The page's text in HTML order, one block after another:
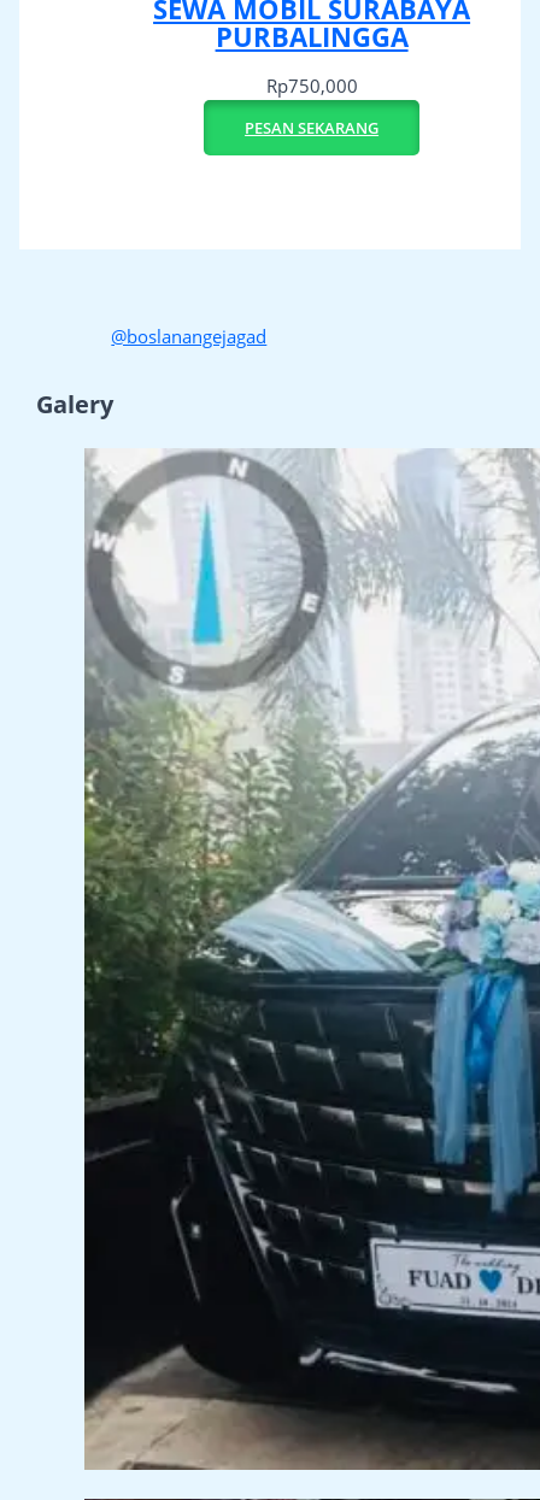
SEWA MOBIL SURABAYA
PURBALINGGA
Rp750,000
PESAN SEKARANG
@boslanangejagad
Galery